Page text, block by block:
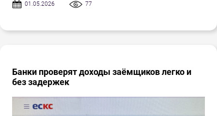
01.05.2026 77
Банки проверят доходы заёмщиков легко и
без задержек